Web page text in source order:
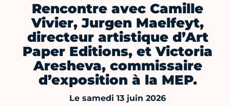
Rencontre avec Camille
Vivier, Jurgen Maelfeyt,
directeur artistique d’Art
Paper Editions, et Victoria
Aresheva, commissaire
d’exposition à la MEP.
Le samedi 13 juin 2026